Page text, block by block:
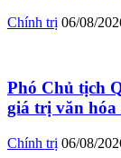
Chính trị 06/08/
Phó Chủ tịch
giá trị văn hóa
Chính trị 06/08/